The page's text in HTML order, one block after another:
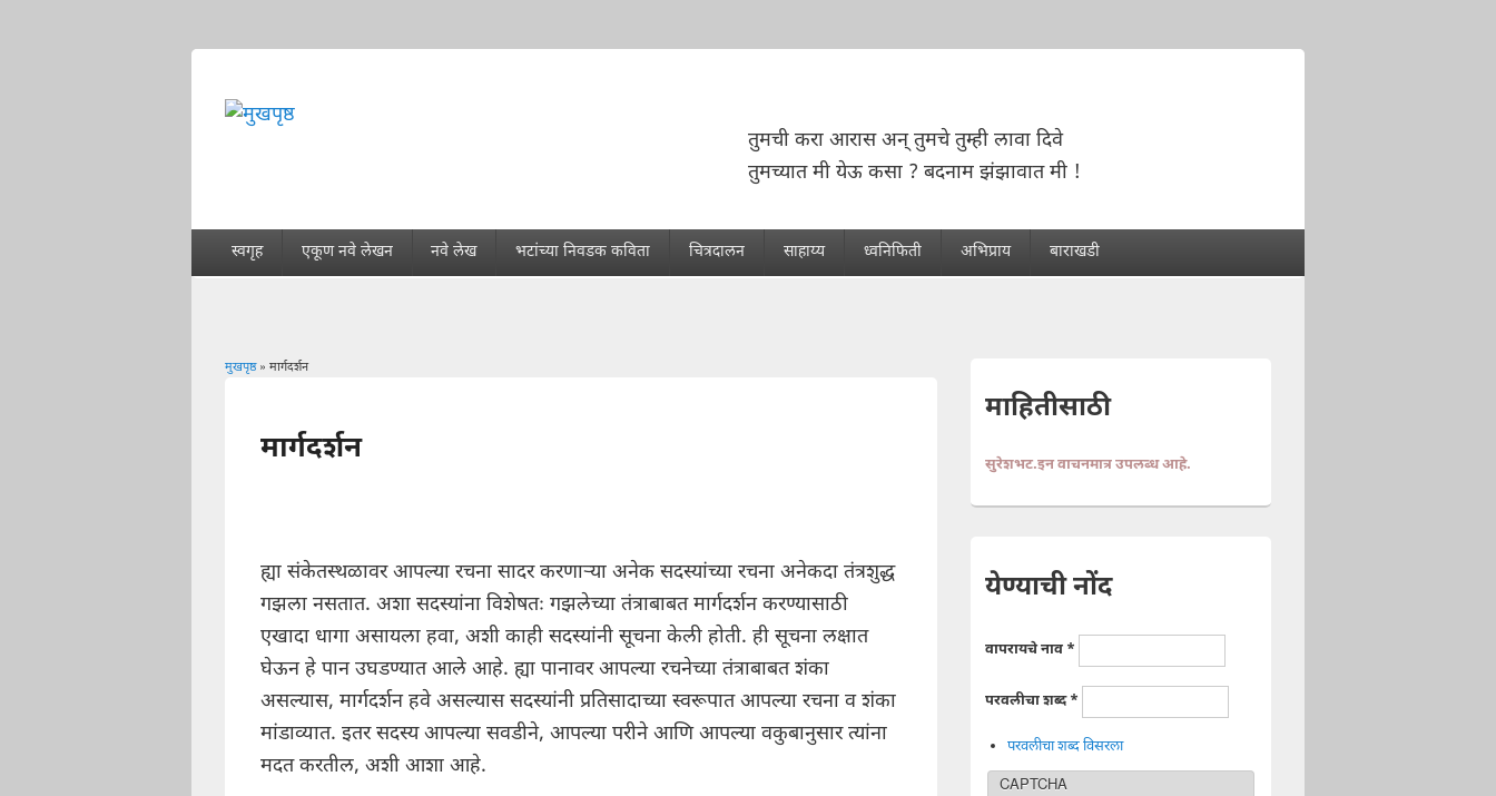
तुमची करा आरास अन् तुमचे तुम्ही लावा दिवे
तुमच्यात मी येऊ कसा ? बदनाम झंझावात मी !
स्वगृह एकूण नवे लेखन नवे लेख भटांच्या निवडक कविता चित्रदालन साहाय्य ध्वनिफिती अभिप्राय बाराखडी
मुखपृष्ठ» मार्गदर्शन
मार्गदर्शन
ह्या संकेतस्थळावर आपल्या रचना सादर करणाऱ्या अनेक सदस्यांच्या रचना अनेकदा तंत्रशुद्ध
गझला नसतात. अशा सदस्यांना विशेषतः गझलेच्या तंत्राबाबत मार्गदर्शन करण्यासाठी
एखादा धागा असायला हवा, अशी काही सदस्यांनी सूचना केली होती. ही सूचना लक्षात
घेऊन हे पान उघडण्यात आले आहे. ह्या पानावर आपल्या रचनेच्या तंत्राबाबत शंका
असल्यास, मार्गदर्शन हवे असल्यास सदस्यांनी प्रतिसादाच्या स्वरूपात आपल्या रचना व शंका
मांडाव्यात. इतर सदस्य आपल्या सवडीने, आपल्या परीने आणि आपल्या वकुबानुसार त्यांना
मदत करतील, अशी आशा आहे.
माहितीसाठी
सुरेशभट.इन वाचनमात्र उपलब्ध आहे.
येण्याची नोंद
वापरायचे नाव *
परवलीचा शब्द*
परवलीचा शब्द विसरला
CAPTCHA